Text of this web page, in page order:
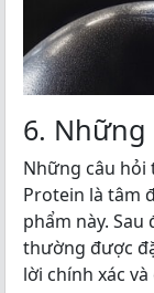
6.
Những câu hỏi
Protein là tâm
phẩm này.
thường được
lời chính xác